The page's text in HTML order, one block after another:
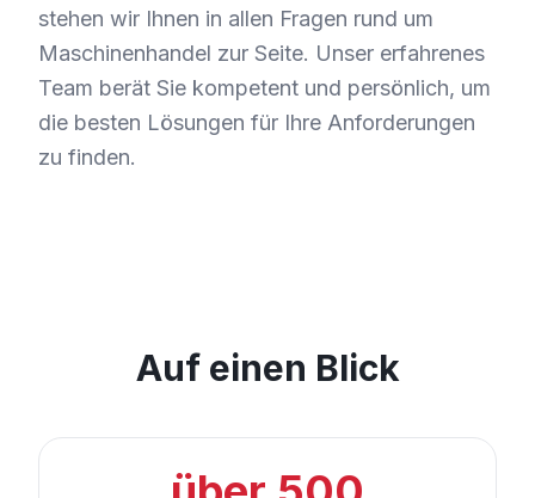
stehen wir Ihnen in allen Fragen rund um
Maschinenhandel zur Seite. Unser erfahrenes
Team berät Sie kompetent und persönlich, um
die besten Lösungen für Ihre Anforderungen
zu finden.
Auf einen Blick